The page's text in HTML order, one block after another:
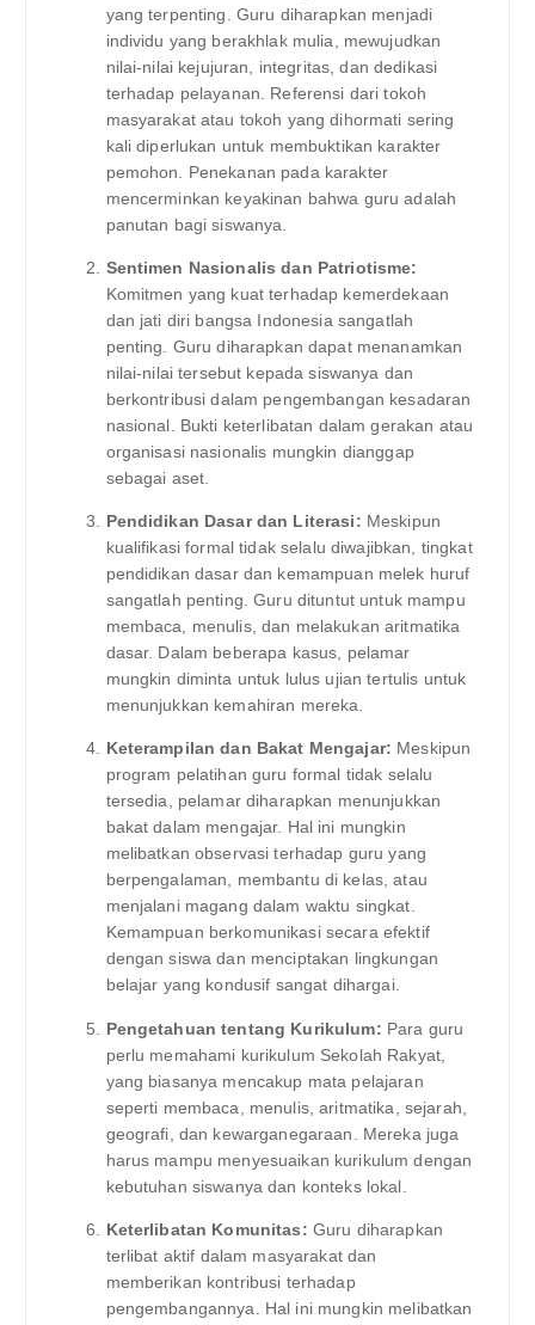
yang terpenting. Guru diharapkan menjadi
individu yang berakhlak mulia, mewujudkan
nilai-nilai kejujuran, integritas, dan dedikasi
terhadap pelayanan. Referensi dari tokoh
masyarakat atau tokoh yang dihormati sering
kali diperlukan untuk membuktikan karakter
pemohon. Penekanan pada karakter
mencerminkan keyakinan bahwa guru adalah
panutan bagi siswanya.
Sentimen Nasionalis dan Patriotisme:
Komitmen yang kuat terhadap kemerdekaan
dan jati diri bangsa Indonesia sangatlah
penting. Guru diharapkan dapat menanamkan
nilai-nilai tersebut kepada siswanya dan
berkontribusi dalam pengembangan kesadaran
nasional. Bukti keterlibatan dalam gerakan atau
organisasi nasionalis mungkin dianggap
sebagai aset.
Pendidikan Dasar dan Literasi: Meskipun
kualifikasi formal tidak selalu diwajibkan, tingkat
pendidikan dasar dan kemampuan melek huruf
sangatlah penting. Guru dituntut untuk mampu
membaca, menulis, dan melakukan aritmatika
dasar. Dalam beberapa kasus, pelamar
mungkin diminta untuk lulus ujian tertulis untuk
menunjukkan kemahiran mereka.
Keterampilan dan Bakat Mengajar: Meskipun
program pelatihan guru formal tidak selalu
tersedia, pelamar diharapkan menunjukkan
bakat dalam mengajar. Hal ini mungkin
melibatkan observasi terhadap guru yang
berpengalaman, membantu di kelas, atau
menjalani magang dalam waktu singkat.
Kemampuan berkomunikasi secara efektif
dengan siswa dan menciptakan lingkungan
belajar yang kondusif sangat dihargai.
Pengetahuan tentang Kurikulum: Para guru
perlu memahami kurikulum Sekolah Rakyat,
yang biasanya mencakup mata pelajaran
seperti membaca, menulis, aritmatika, sejarah,
geografi, dan kewarganegaraan. Mereka juga
harus mampu menyesuaikan kurikulum dengan
kebutuhan siswanya dan konteks lokal.
Keterlibatan Komunitas: Guru diharapkan
terlibat aktif dalam masyarakat dan
memberikan kontribusi terhadap
pengembangannya. Hal ini mungkin melibatkan